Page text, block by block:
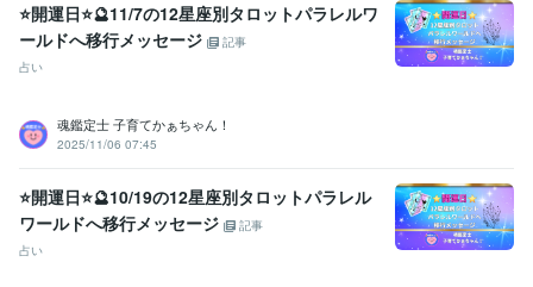
感じていただけますよう
鑑定書を作成しております。
福祉住環境コーディネーター2級
福祉用具専門相談員
得意分野
悩み相談・カウンセリング 【複数占術による解決策】 【親子鑑定】
【魂の気質から読み解く不登校の悩み相談】
【ママへの♡パラレル
シフトメッセージ】
⭐開運日⭐🔮11/7の12星座別タロットパラレルワ
ールドへ移行メッセージ
記事
占い
魂鑑定士 子育てかぁちゃん！
2025/11/06 07:45
⭐開運日⭐🔮10/19の12星座別タロットパラレル
ワールドへ移行メッセージ
記事
占い